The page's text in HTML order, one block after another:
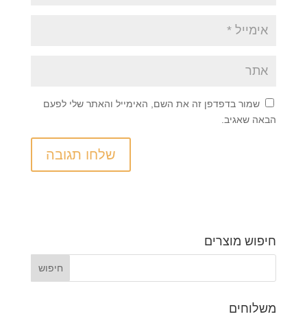
שמור בדפדפן זה את השם, האימייל והאתר שלי לפעם
הבאה שאגיב.
חיפוש מוצרים
משלוחים